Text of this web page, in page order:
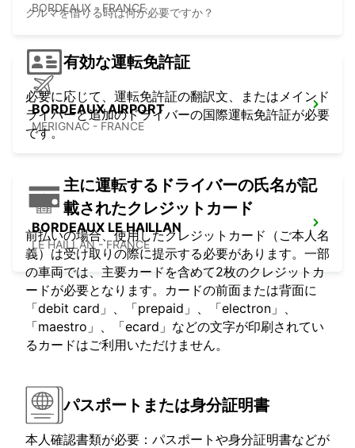
BORDEAUX - FRANCE
BORDEAUX AIRPORT
MERIGNAC - FRANCE
BORDEAUX LE HAILLAN
LE HAILLAN - FRANCE
クルマを借りる時は何が必要ですか？
有効な運転免許証
必要に応じて、運転免許証の翻訳文、またはメインド
ライバーと追加のドライバーの国際運転免許証が必要
です。
主に運転するドライバーの氏名が記
載されたクレジットカード
前払いの場合、使用したクレジットカード（ご本人名
義）は受け取りの際に提示する必要があります。一部
の車両では、主要カードを含めて2枚のクレジットカ
ードが必要となります。カードの前面または背面に
「debit card」、「prepaid」、「electron」、
「maestro」、「ecard」などの文字が印刷されてい
るカードはご利用いただけません。
パスポートまたは身分証明書
本人確認書類が必要：パスポートや身分証明書などが